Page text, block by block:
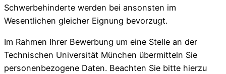
Schwerbehinderte werden bei ansonsten im
Wesentlichen gleicher Eignung bevorzugt.
Im Rahmen Ihrer Bewerbung um eine Stelle an der
Technischen Universität München übermitteln Sie
personenbezogene Daten. Beachten Sie bitte hierzu